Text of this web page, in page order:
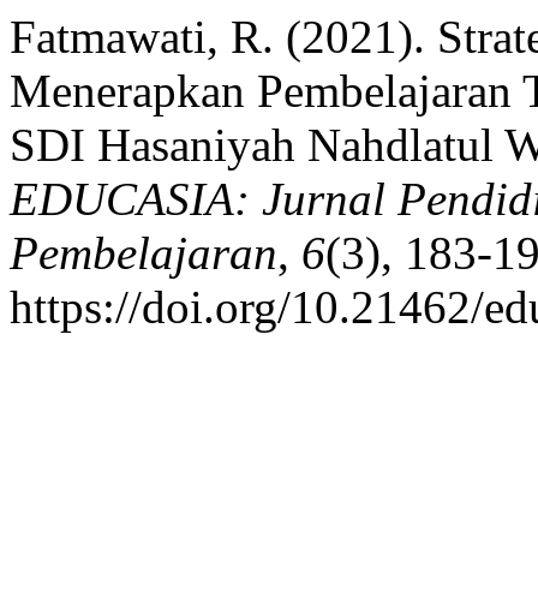
Fatmawati, R. (2021).
Menerapkan
SDI Hasaniyah Nahdlatul
EDUCASIA: Jurnal
Pembelajaran, 6(3), 183-
https://doi.org/10.21462/